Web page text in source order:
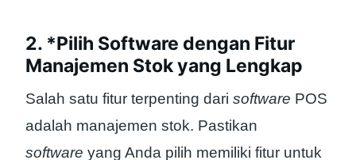
2. *Pilih Software dengan Fitur
Manajemen Stok yang Lengkap
Salah satu fitur terpenting dari software POS
adalah manajemen stok. Pastikan
software yang Anda pilih memiliki fitur untuk